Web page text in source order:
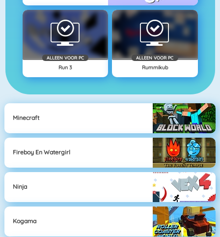
ALLEEN VOOR PC
Run 3
ALLEEN VOOR PC
Rummikub
Minecraft
Fireboy En Watergirl
Ninja
Kogama